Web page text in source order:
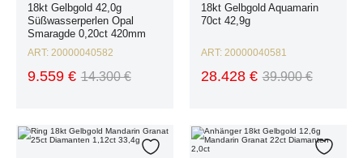
18kt Gelbgold 42,0g
Süßwasserperlen Opal
Smaragde 0,20ct 420mm
ART: 20000040582
14.300 €
9.559 €
18kt Gelbgold Aquamarin
70ct 42,9g
ART: 20000040581
39.900 €
28.428 €
Zur Wunschliste hinzufügen
Ring 18kt Gelbgold Mandarin Granat 25ct Diamanten 1,12ct 33,4g
Zur
Anhänger 18kt Gelbgold 12,6g